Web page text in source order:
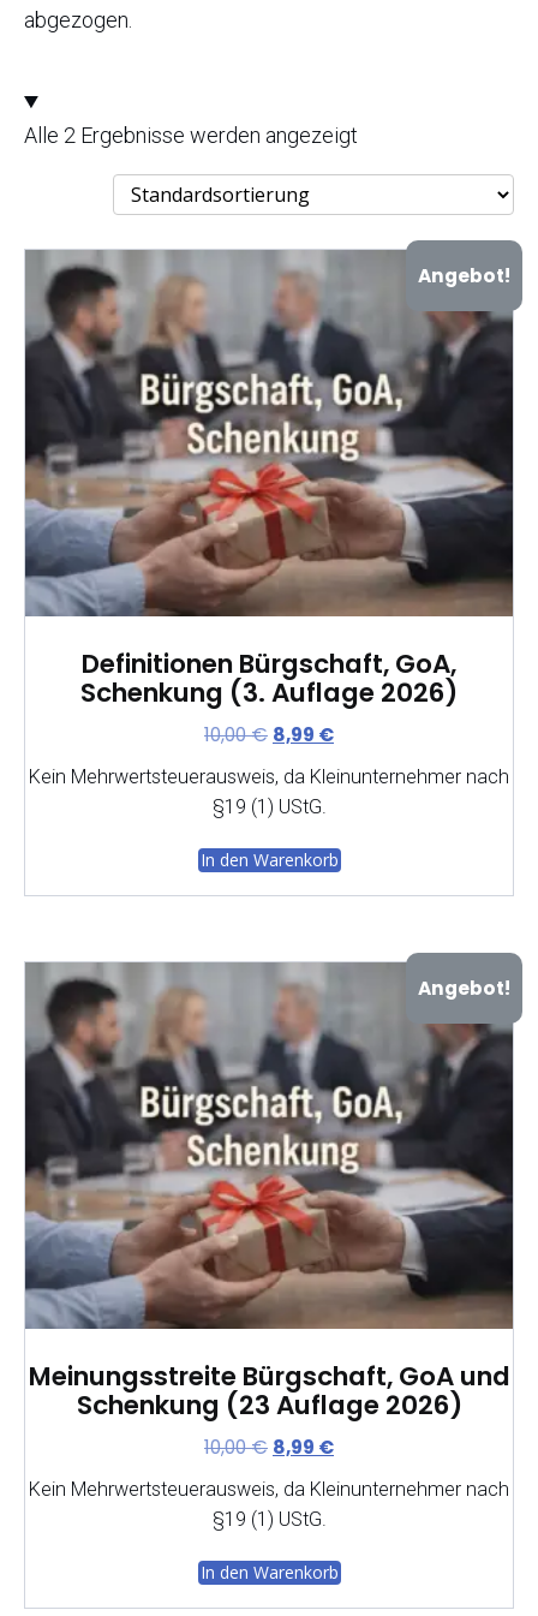
abgezogen.
Alle 2 Ergebnisse werden angezeigt
Angebot!
Definitionen Bürgschaft, GoA,
Schenkung (3. Auflage 2026)
10,00€ U
s
p
r
ü
n
c
h
r
P
r
e
i
s
w
a
1
0
0
0
8,99 €A
t
e
l
l
e
s
i
s
t
:
9
€
.
Kein Mehrwertsteuerausweis, da Kleinunternehmer nach
§19 (1) UStG.
In den Warenkorb
Angebot!
Meinungsstreite Bürgschaft, GoA und
Schenkung (23 Auflage 2026)
10,00€ U
s
p
r
ü
8,99 €A
t
e
l
Kein Mehrwertsteuerausweis, da Kleinunternehmer nach
§19 (1) UStG.
In den Warenkorb